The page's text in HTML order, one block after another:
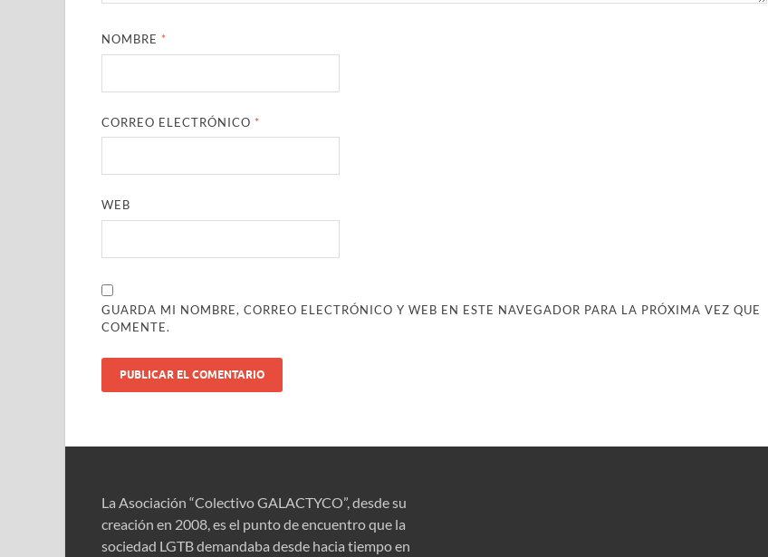
NOMBRE *
CORREO ELECTRÓNICO *
WEB
GUARDA MI NOMBRE, CORREO ELECTRÓNICO Y WEB EN ESTE NAVEGADOR PARA LA PRÓXIMA VEZ QUE
COMENTE.
La Asociación “Colectivo GALACTYCO”, desde su
creación en 2008, es el punto de encuentro que la
sociedad LGTB demandaba desde hacia tiempo en